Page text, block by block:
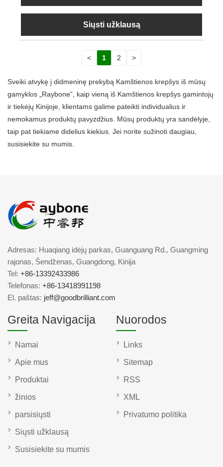
Siųsti užklausą
< 1 2 >
Sveiki atvykę į didmeninę prekybą Kamštienos krepšys iš mūsų
gamyklos „Raybone“, kaip vieną iš Kamštienos krepšys gamintojų
ir tiekėjų Kinijoje, klientams galime pateikti individualius ir
nemokamus produktų pavyzdžius. Mūsų produktų yra sandėlyje,
taip pat tiekiame didelius kiekius. Jei norite sužinoti daugiau,
susisiekite su mumis.
Adresas: Huaqiang idėjų parkas, Guanguang Rd., Guangming
rajonas, Šendženas, Guangdong, Kinija
Tel: +86-13392433986
Telefonas: +86-13418991198
El. paštas: jeff@goodbrilliant.com
Greita Navigacija
Namai
Apie mus
Produktai
žinios
parsisiųsti
Siųsti užklausą
Susisiekite su mumis
Nuorodos
Links
Sitemap
RSS
XML
Privatumo politika